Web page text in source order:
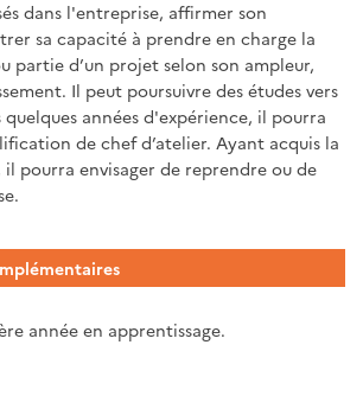
dans l'entreprise, affirmer son
sa capacité à prendre en charge la
partie d’un projet selon son ampleur,
Il peut poursuivre des études vers
quelques années d'expérience, il pourra
de chef d’atelier. Ayant acquis la
pourra envisager de reprendre ou de
année en apprentissage.